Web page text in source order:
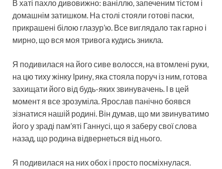
В хаті пахло дивовижно: ваніллю, запеченим тістом і
домашнім затишком. На столі стояли готові паски,
прикрашені білою глазур’ю. Все виглядало так гарно і
мирно, що вся моя тривога кудись зникла.
Я подивилася на його сиве волосся, на втомлені руки,
на цю тиху жінку Ірину, яка стояла поруч із ним, готова
захищати його від будь-яких звинувачень. І в цей
момент я все зрозуміла. Ярослав панічно боявся
зізнатися нашій родині. Він думав, що ми звинуватимо
його у зраді пам’яті Ганнусі, що я заберу свої слова
назад, що родина відвернеться від нього.
Я подивилася на них обох і просто посміхнулася.